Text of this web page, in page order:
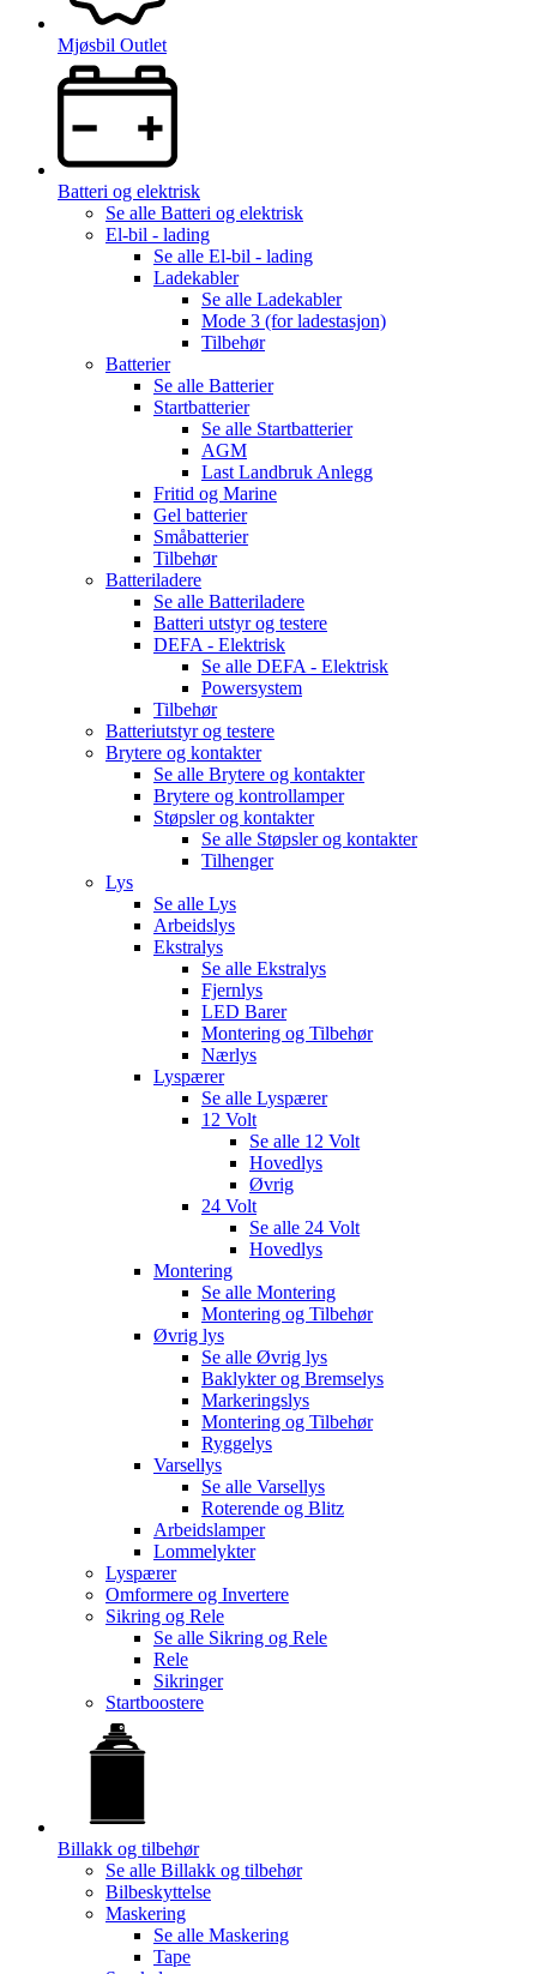
Mjøsbil Outlet
Batteri og elektrisk
Se alle Batteri og elektrisk
El-bil - lading
Se alle El-bil - lading
Ladekabler
Se alle Ladekabler
Mode 3 (for ladestasjon)
Tilbehør
Batterier
Se alle Batterier
Startbatterier
Se alle Startbatterier
AGM
Last Landbruk Anlegg
Fritid og Marine
Gel batterier
Småbatterier
Tilbehør
Batteriladere
Se alle Batteriladere
Batteri utstyr og testere
DEFA - Elektrisk
Se alle DEFA - Elektrisk
Powersystem
Tilbehør
Batteriutstyr og testere
Brytere og kontakter
Se alle Brytere og kontakter
Brytere og kontrollamper
Støpsler og kontakter
Se alle Støpsler og kontakter
Tilhenger
Lys
Se alle Lys
Arbeidslys
Ekstralys
Se alle Ekstralys
Fjernlys
LED Barer
Montering og Tilbehør
Nærlys
Lyspærer
Se alle Lyspærer
12 Volt
Se alle 12 Volt
Hovedlys
Øvrig
24 Volt
Se alle 24 Volt
Hovedlys
Montering
Se alle Montering
Montering og Tilbehør
Øvrig lys
Se alle Øvrig lys
Baklykter og Bremselys
Markeringslys
Montering og Tilbehør
Ryggelys
Varsellys
Se alle Varsellys
Roterende og Blitz
Arbeidslamper
Lommelykter
Lyspærer
Omformere og Invertere
Sikring og Rele
Se alle Sikring og Rele
Rele
Sikringer
Startboostere
Billakk og tilbehør
Se alle Billakk og tilbehør
Bilbeskyttelse
Maskering
Se alle Maskering
Tape